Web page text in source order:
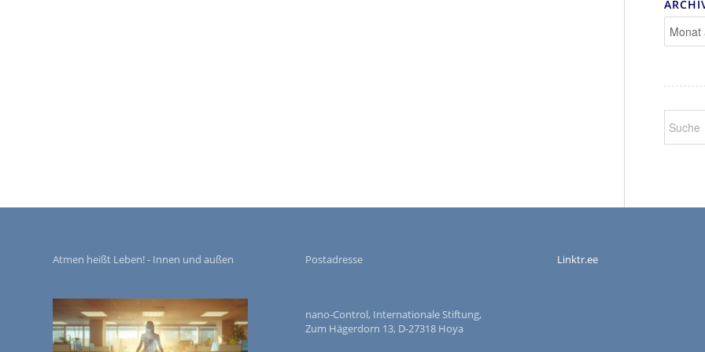
Atmen heißt Leben! - Innen und außen Postadresse
nano-Control, Internationale Stiftung,
Zum Hägerdorn 13, D-27318 Hoya
Linktr.ee